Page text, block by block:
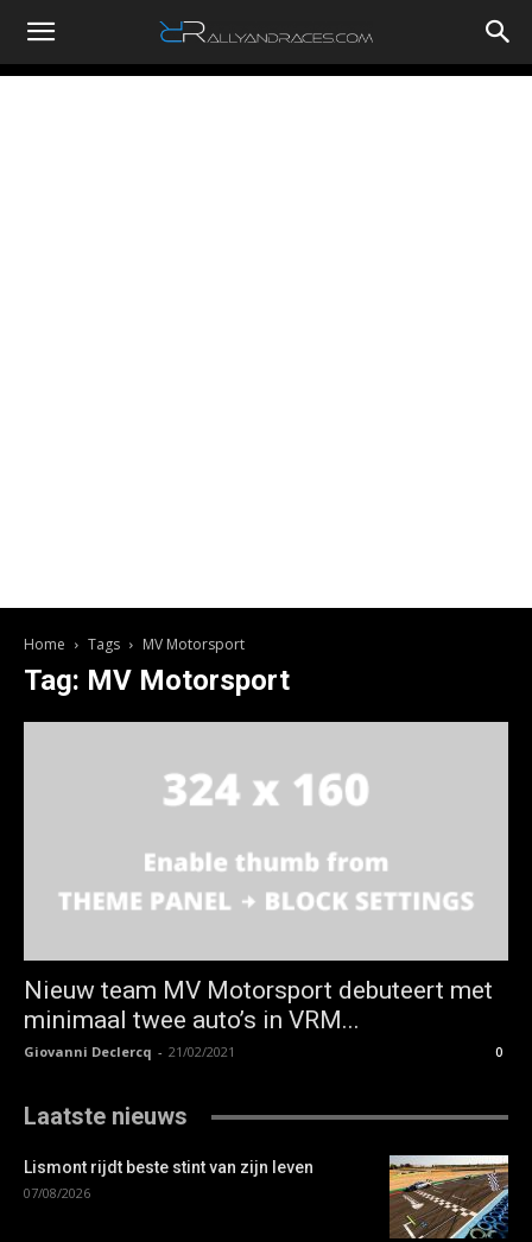
RallyandRaces.com
Home Tags MV Motorsport
Tag: MV Motorsport
Nieuw team MV Motorsport debuteert met
minimaal twee auto’s in VRM...
Giovanni Declercq - 21/02/2021 0
Laatste nieuws
Lismont rijdt beste stint van zijn leven
07/08/2026